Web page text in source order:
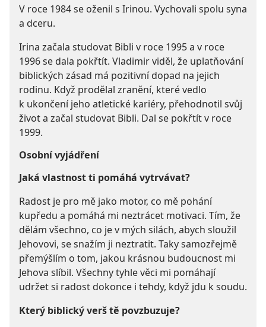
V roce 1984 se oženil s Irinou. Vychovali spolu syna
a dceru.
Irina začala studovat Bibli v roce 1995 a v roce
1996 se dala pokřtít. Vladimir viděl, že uplatňování
biblických zásad má pozitivní dopad na jejich
rodinu. Když prodělal zranění, které vedlo
k ukončení jeho atletické kariéry, přehodnotil svůj
život a začal studovat Bibli. Dal se pokřtít v roce
1999.
Osobní vyjádření
Jaká vlastnost ti pomáhá vytrvávat?
Radost je pro mě jako motor, co mě pohání
kupředu a pomáhá mi neztrácet motivaci. Tím, že
dělám všechno, co je v mých silách, abych sloužil
Jehovovi, se snažím ji neztratit. Taky samozřejmě
přemýšlím o tom, jakou krásnou budoucnost mi
Jehova slíbil. Všechny tyhle věci mi pomáhají
udržet si radost dokonce i tehdy, když jdu k soudu.
Který biblický verš tě povzbuzuje?